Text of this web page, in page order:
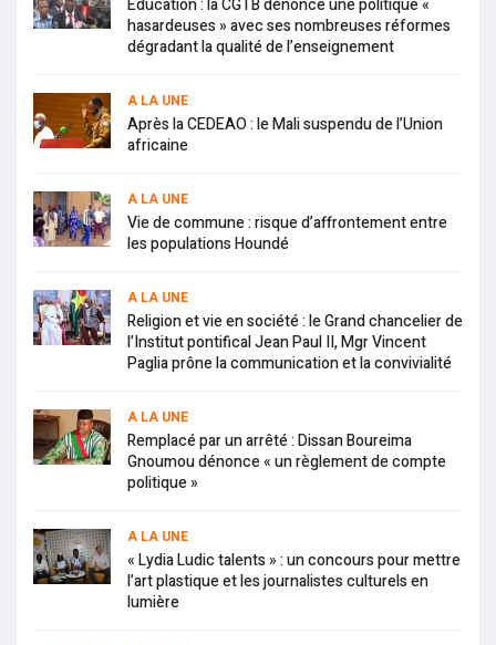
Education : la CGTB dénonce une politique «
hasardeuses » avec ses nombreuses réformes
dégradant la qualité de l’enseignement
A LA UNE
Après la CEDEAO : le Mali suspendu de l’Union
africaine
A LA UNE
Vie de commune : risque d’affrontement entre
les populations Houndé
A LA UNE
Religion et vie en société : le Grand chancelier de
l’Institut pontifical Jean Paul II, Mgr Vincent
Paglia prône la communication et la convivialité
A LA UNE
Remplacé par un arrêté : Dissan Boureima
Gnoumou dénonce « un règlement de compte
politique »
A LA UNE
« Lydia Ludic talents » : un concours pour mettre
l’art plastique et les journalistes culturels en
lumière